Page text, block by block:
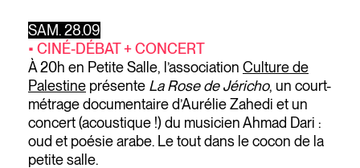
SAM. 28.09
• CINÉ-DÉBAT + CONCERT
À 20h en Petite Salle, l’association Culture de
Palestine présente La Rose de Jéricho, un court-
métrage documentaire d’Aurélie Zahedi et un
concert (acoustique !) du musicien Ahmad Dari :
oud et poésie arabe. Le tout dans le cocon de la
petite salle.